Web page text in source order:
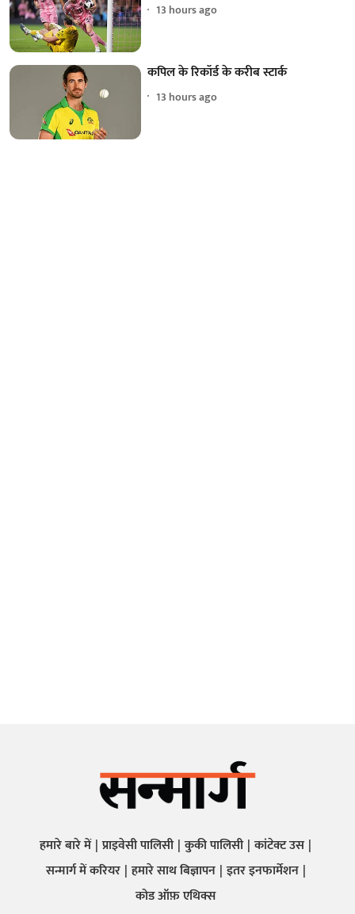
13 hours ago
कपिल के रिकॉर्ड के करीब स्टार्क
13 hours ago
हमारे बारे में प्राइवेसी पालिसी कुकी पालिसी कांटेक्ट उस
सन्मार्ग में करियर हमारे साथ बिज्ञापन इतर इनफार्मेशन
कोड ऑफ़ एथिक्स